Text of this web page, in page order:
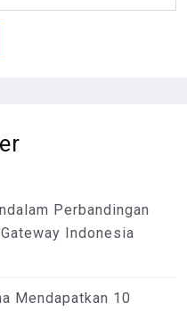
Perbandingan
Indonesia
Mendapatkan 10